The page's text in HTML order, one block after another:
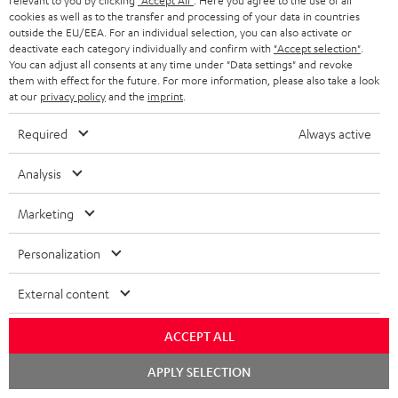
Lautsprechern!! Hervorragender Empfang vieler DAB-Sender.
USB funktioniert
Komplette Bewertung lesen
JC S.
(automatisch übersetzt *)
Über
Sehr schön und toller Klang Sehr zufrieden
Willem V.
02.06.2026
Sehr gute Anlage
Das Preis Leistungs Verhältnis ist sehr gut
cookies as well as to the transfer and processing of your data in countries
outside the EU/EEA. For an individual selection, you can also activate or
deactivate each category individually and confirm with "Accept selection"
You can adjust all consents at any time under "Data settings" and revoke
them with effect for the future. For more information, please also take a look
at our privacy policyand the imprint
Required Always active
Analysis
Marketing
Personalization
External content
ACCEPT ALL
APPLY SELECTION